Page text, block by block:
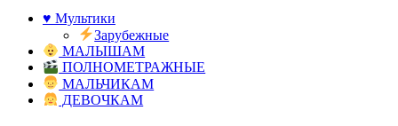
♥️ Мультики
Зарубежные
МАЛЫШАМ
ПОЛНОМЕТРАЖНЫЕ
МАЛЬЧИКАМ
ДЕВОЧКАМ